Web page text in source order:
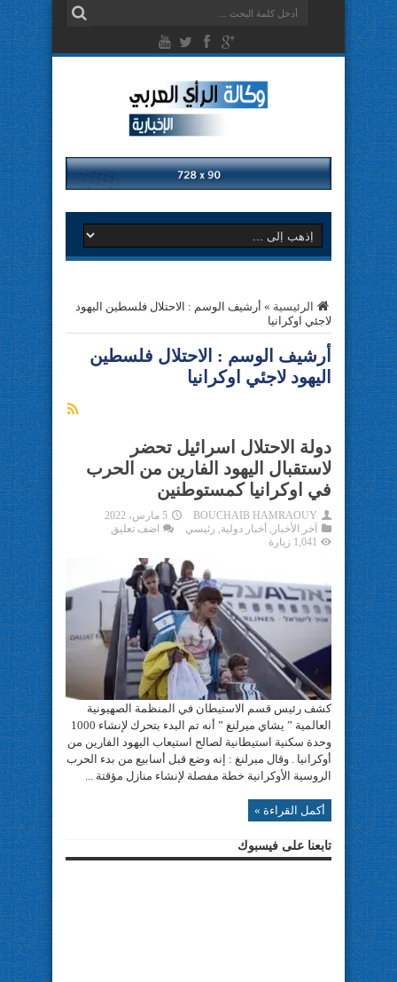
الرئيسية » أرشيف الوسم : الاحتلال فلسطين اليهود
لاجئي اوكرانيا
أرشيف الوسم : الاحتلال فلسطين
اليهود لاجئي اوكرانيا
دولة الاحتلال اسرائيل تحضر
لاستقبال اليهود الفارين من الحرب
في اوكرانيا كمستوطنين
BOUCHAIB HAMRAOUY
5 مارس، 2022
آخر الأخبار , أخبار دولية, رئيسي
اضف تعليق
1,041 زيارة
كشف رئيس قسم الاستيطان في المنظمة الصهيونية
العالمية ” يشاي ميرلنغ ” أنه تم البدء بتحرك لإنشاء 1000
وحدة سكنية استيطانية لصالح استيعاب اليهود الفارين من
أوكرانيا . وقال ميرلنغ : إنه وضع قبل أسابيع من بدء الحرب
الروسية الأوكرانية خطة مفصلة لإنشاء منازل مؤقتة ...
أكمل القراءة »
تابعنا على فيسبوك